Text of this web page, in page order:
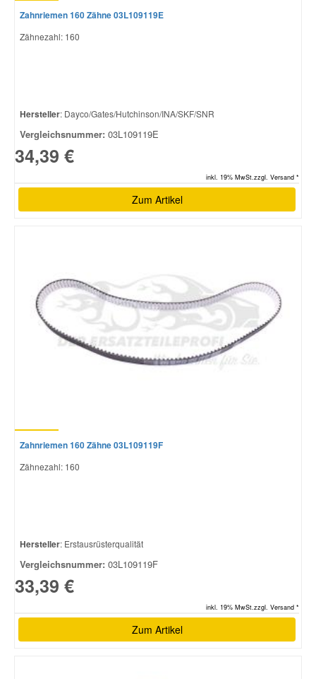
Zahnriemen 160 Zähne 03L109119E
Zähnezahl: 160
Hersteller: Dayco/Gates/Hutchinson/INA/SKF/SNR
Vergleichsnummer: 03L109119E
34,39 €
inkl. 19% MwSt.zzgl. Versand *
Zum Artikel
Zahnriemen 160 Zähne 03L109119F
Zähnezahl: 160
Hersteller: Erstausrüsterqualität
Vergleichsnummer: 03L109119F
33,39 €
inkl. 19% MwSt.zzgl. Versand *
Zum Artikel